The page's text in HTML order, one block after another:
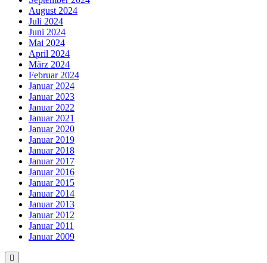
August 2024
Juli 2024
Juni 2024
Mai 2024
April 2024
März 2024
Februar 2024
Januar 2024
Januar 2023
Januar 2022
Januar 2021
Januar 2020
Januar 2019
Januar 2018
Januar 2017
Januar 2016
Januar 2015
Januar 2014
Januar 2013
Januar 2012
Januar 2011
Januar 2009